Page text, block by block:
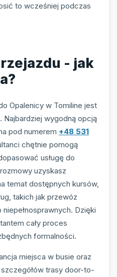
to wcześniej podczas
- jak
Opalenicy w Tomiline jest
wygodną opcją
pod numerem +48 531
chętnie pomogą
usługę do
uzyskasz
temat dostępnych kursów,
takich jak przewóz
Dzięki
cały proces
formalności.
miejsca w busie oraz
trasy door-to-